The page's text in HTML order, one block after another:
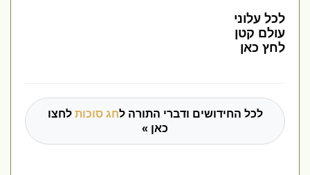
לכל עלוני
עולם קטן
לחץ כאן
לכל החידושים ודברי התורה לחג סוכותלחצו
כאן »